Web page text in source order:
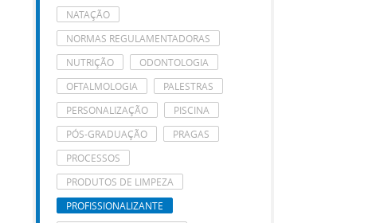
NATAÇÃO
NORMAS REGULAMENTADORAS
NUTRIÇÃO
ODONTOLOGIA
OFTALMOLOGIA
PALESTRAS
PERSONALIZAÇÃO
PISCINA
PÓS-GRADUAÇÃO
PRAGAS
PROCESSOS
PRODUTOS DE LIMPEZA
PROFISSIONALIZANTE